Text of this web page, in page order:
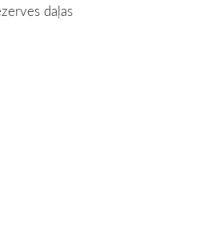
daļas